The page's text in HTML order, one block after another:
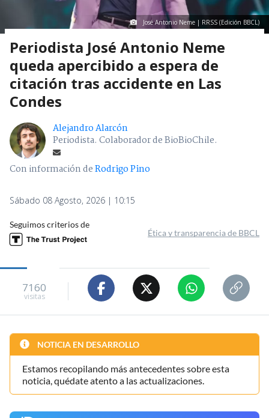
José Antonio Neme | RRSS (Edición BBCL)
Periodista José Antonio Neme
queda apercibido a espera de
citación tras accidente en Las
Condes
Alejandro Alarcón
Periodista. Colaborador de BioBioChile.
Con información deRodrigo Pino
Sábado 08 Agosto, 2026 | 10:15
Seguimos criterios de
Ética y transparencia de BBCL
7160
visitas
NOTICIA EN DESARROLLO
Estamos recopilando más antecedentes sobre esta
noticia, quédate atento a las actualizaciones.